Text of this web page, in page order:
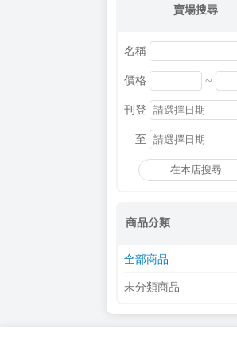
賣場搜尋
名稱
價格 ~
刊登
至
在本店搜尋
商品分類
全部商品
未分類商品